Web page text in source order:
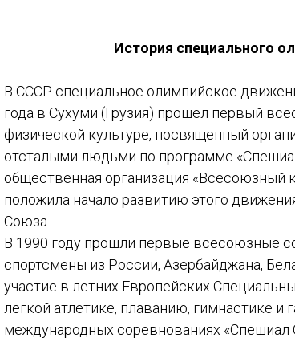
История специального
В СССР специальное олимпийское
года в Сухуми (Грузия) прошел первый
физической культуре, посвященный
отсталыми людьми по программе
общественная организация «Всесоюзный
положила начало развитию этого
Союза.
В 1990 году прошли первые всесоюзные
спортсмены из России, Азербайджана,
участие в летних Европейских
легкой атлетике, плаванию, гимнастике и
международных соревнованиях